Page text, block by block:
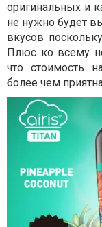
оригинальных и
не нужно будет
вкусов
Плюс ко всему
что стоимость
более чем